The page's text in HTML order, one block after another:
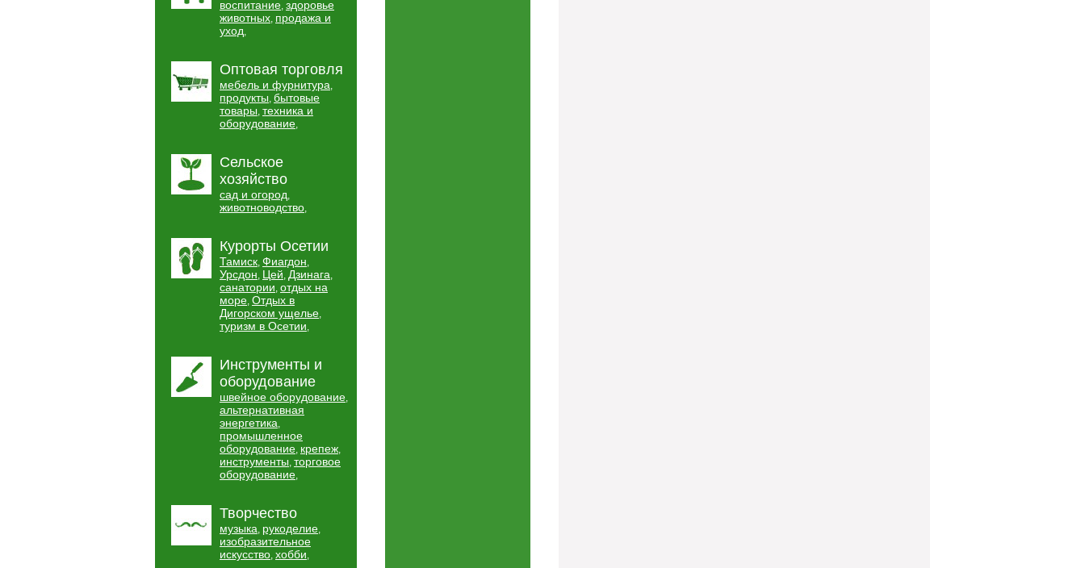
воспитание, здоровье
животных, продажа и
уход,
Оптовая торговля
мебель и фурнитура,
продукты, бытовые
товары, техника и
оборудование,
Сельское
хозяйство
сад и огород,
животноводство,
Курорты Осетии
Тамиск, Фиагдон,
Урсдон, Цей, Дзинага,
санатории, отдых на
море, Отдых в
Дигорском ущелье,
туризм в Осетии,
Инструменты и
оборудование
швейное оборудование,
альтернативная
энергетика,
промышленное
оборудование, крепеж,
инструменты, торговое
оборудование,
Творчество
музыка, рукоделие,
изобразительное
искусство, хобби,